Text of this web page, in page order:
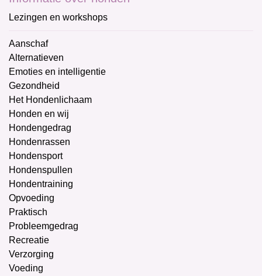
Lezingen en workshops
Aanschaf
Alternatieven
Emoties en intelligentie
Gezondheid
Het Hondenlichaam
Honden en wij
Hondengedrag
Hondenrassen
Hondensport
Hondenspullen
Hondentraining
Opvoeding
Praktisch
Probleemgedrag
Recreatie
Verzorging
Voeding